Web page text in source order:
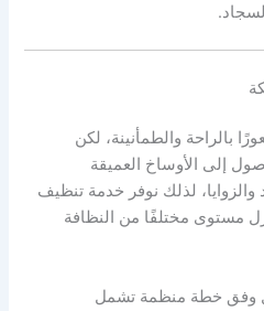
بالراحة والطمأنينة، لكن
إلى الأوساخ العميقة
والزوايا، لذلك نوفر خدمة تنظيف
مستوى مختلفًا من النظافة
وفق خطة منظمة تشمل